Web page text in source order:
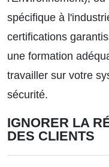
spécifique à
certifications
une formation
travailler sur votre
sécurité.
IGNORER LA
DES CLIENTS